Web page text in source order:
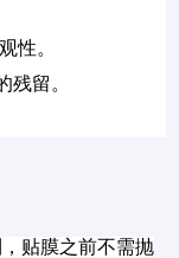
性。
残留。
贴膜之前不需抛